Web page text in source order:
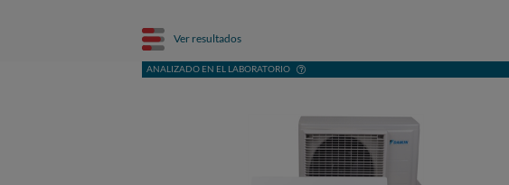
Ver resultados
ANALIZADO EN EL LABORATORIO